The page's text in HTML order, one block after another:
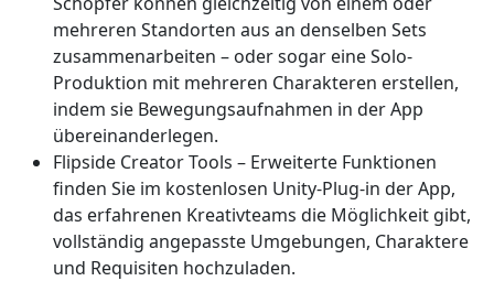
mehreren Standorten aus an denselben Sets
zusammenarbeiten – oder sogar eine Solo-
Produktion mit mehreren Charakteren erstellen,
indem sie Bewegungsaufnahmen in der App
übereinanderlegen.
Flipside Creator Tools – Erweiterte Funktionen
finden Sie im kostenlosen Unity-Plug-in der App,
das erfahrenen Kreativteams die Möglichkeit gibt,
vollständig angepasste Umgebungen, Charaktere
und Requisiten hochzuladen.